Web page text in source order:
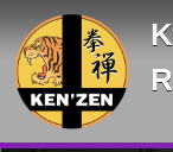
Panneau de gestion